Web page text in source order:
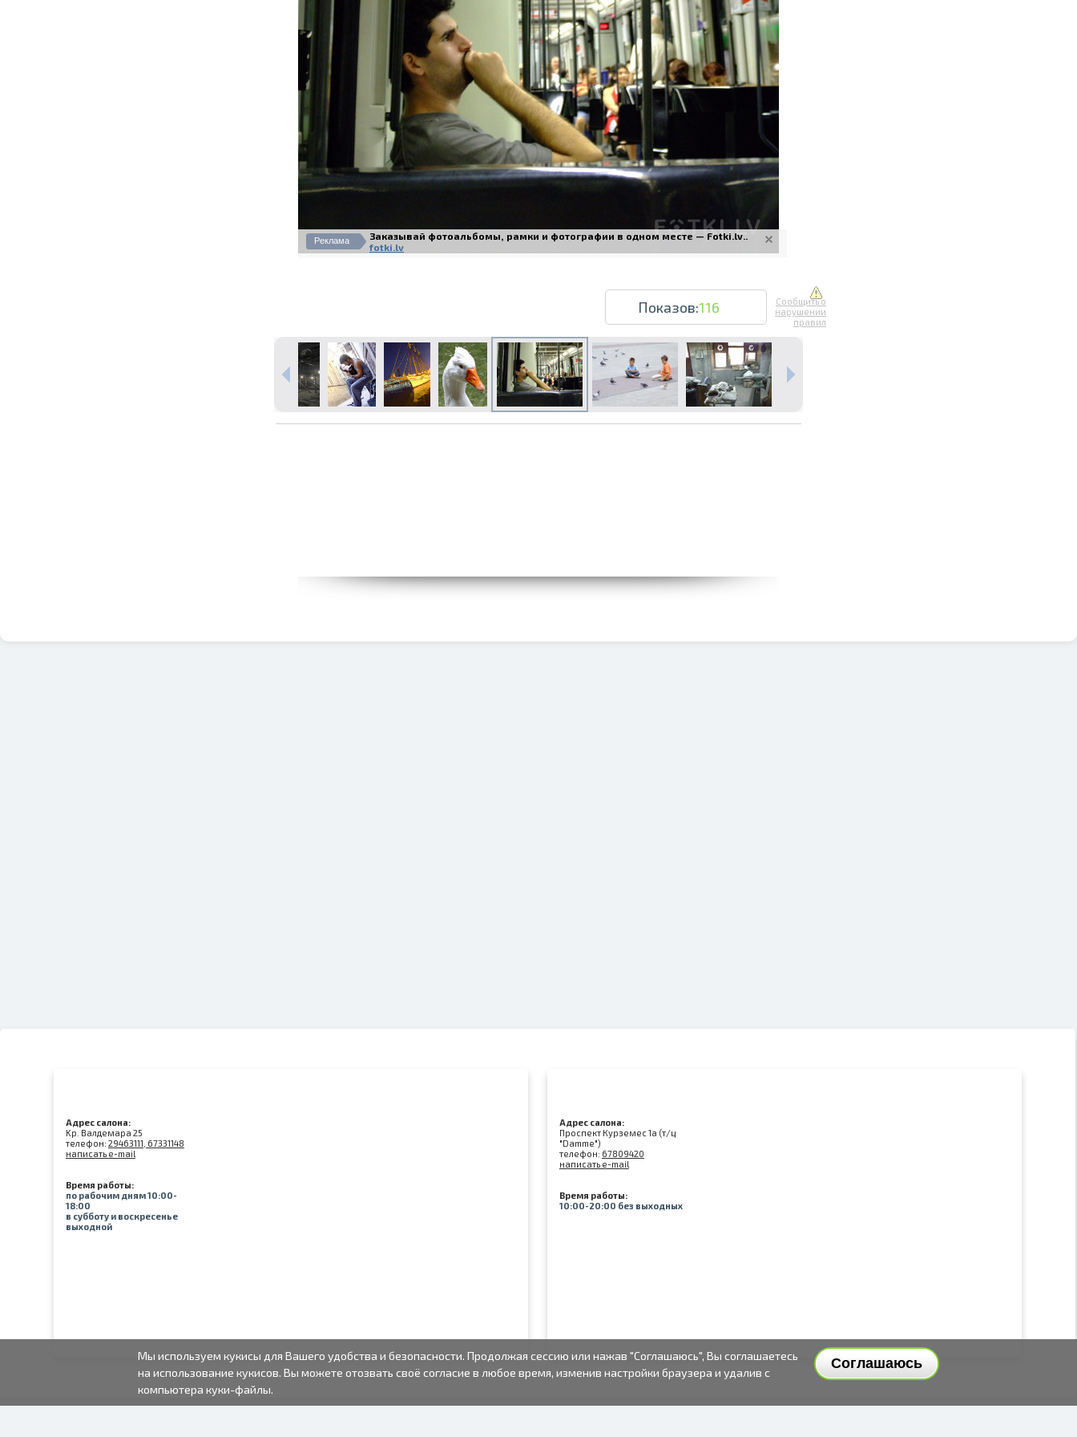
Печать в течение 1 часа в Риге – закажите онлайн
Различные форматы и виды бумаги для ваших фотографий
Доставка по всей Латвии или самовывоз
Реклама
Заказывай фотоальбомы, рамки и фотографии в одном месте — Fotki.lv..
fotki.lv
Показов:116
Сообщить о
нарушении
правил
Адрес салона:
Kр. Валдемара 25
телефон: 29463111, 67331148
написать e-mail
Время работы:
по рабочим дням 10:00-
18:00
в субботу и воскресенье
выходной
Адрес салона:
Проспект Курземес 1а (т/ц
"Damme")
телефон: 67809420
написать e-mail
Время работы:
10:00-20:00 без выходных
Соглашаюсь
Мы используем кукисы для Вашего удобства и безопасности. Продолжая сессию или нажав "Соглашаюсь", Вы соглашаетесь
на использование кукисов. Вы можете отозвать своё согласие в любое время, изменив настройки браузера и удалив с
компьютера куки-файлы.